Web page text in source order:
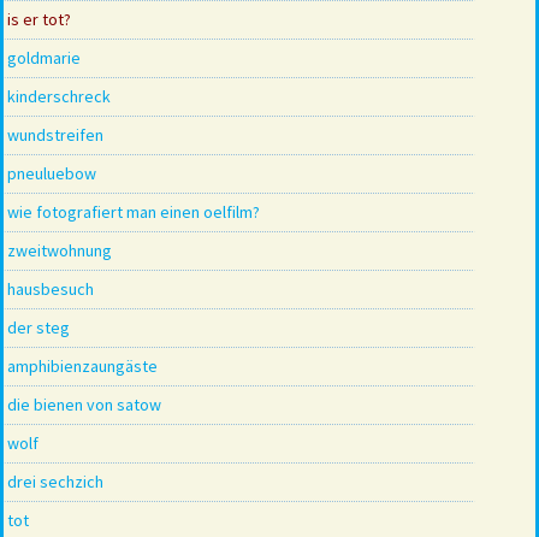
is er tot?
goldmarie
kinderschreck
wundstreifen
pneuluebow
wie fotografiert man einen oelfilm?
zweitwohnung
hausbesuch
der steg
amphibienzaungäste
die bienen von satow
wolf
drei sechzich
tot